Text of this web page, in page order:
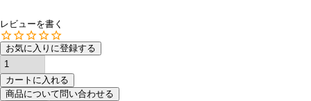
レビューを書く
お気に入りに登録する
カートに入れる
商品について問い合わせる